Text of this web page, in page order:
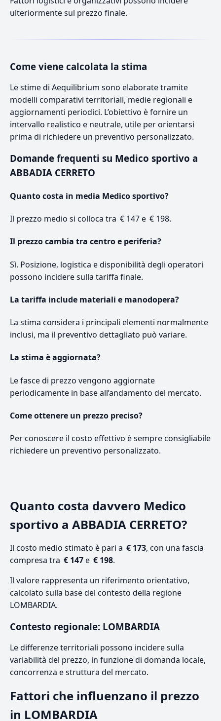
ulteriormente sul prezzo finale.
Come viene calcolata la stima
Le stime di Aequilibrium sono elaborate tramite
modelli comparativi territoriali, medie regionali e
aggiornamenti periodici. L’obiettivo è fornire un
intervallo realistico e neutrale, utile per orientarsi
prima di richiedere un preventivo personalizzato.
Domande frequenti su Medico sportivo a
ABBADIA CERRETO
Quanto costa in media Medico sportivo?
Il prezzo medio si colloca tra € 147 e € 198.
Il prezzo cambia tra centro e periferia?
Sì. Posizione, logistica e disponibilità degli operatori
possono incidere sulla tariffa finale.
La tariffa include materiali e manodopera?
La stima considera i principali elementi normalmente
inclusi, ma il preventivo dettagliato può variare.
La stima è aggiornata?
Le fasce di prezzo vengono aggiornate
periodicamente in base all’andamento del mercato.
Come ottenere un prezzo preciso?
Per conoscere il costo effettivo è sempre consigliabile
richiedere un preventivo personalizzato.
Quanto costa davvero Medico
sportivo a ABBADIA CERRETO?
Il costo medio stimato è pari a € 173, con una fascia
compresa tra € 147e € 198.
Il valore rappresenta un riferimento orientativo,
calcolato sulla base del contesto della regione
LOMBARDIA.
Contesto regionale: LOMBARDIA
Le differenze territoriali possono incidere sulla
variabilità del prezzo, in funzione di domanda locale,
concorrenza e struttura del mercato.
Fattori che influenzano il prezzo
in LOMBARDIA